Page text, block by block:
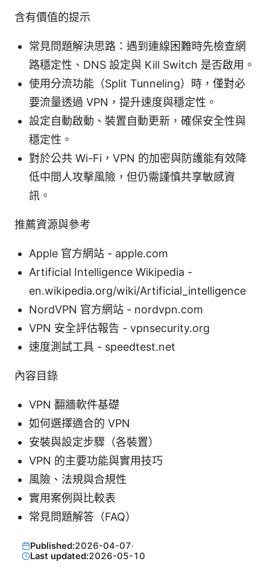
含有價值的提示
常見問題解決思路：遇到連線困難時先檢查網
路穩定性、DNS 設定與 Kill Switch 是否啟用。
使用分流功能（Split Tunneling）時，僅對必
要流量透過 VPN，提升速度與穩定性。
設定自動啟動、裝置自動更新，確保安全性與
穩定性。
對於公共 Wi-Fi，VPN 的加密與防護能有效降
低中間人攻擊風險，但仍需謹慎共享敏感資
訊。
推薦資源與參考
Apple 官方網站 - apple.com
Artificial Intelligence Wikipedia -
en.wikipedia.org/wiki/Artificial_intelligence
NordVPN 官方網站 - nordvpn.com
VPN 安全評估報告 - vpnsecurity.org
速度測試工具 - speedtest.net
內容目錄
VPN 翻牆軟件基礎
如何選擇適合的 VPN
安裝與設定步驟（各裝置）
VPN 的主要功能與實用技巧
風險、法規與合規性
實用案例與比較表
常見問題解答（FAQ）
Published:2026-04-07·
Last updated:2026-05-10